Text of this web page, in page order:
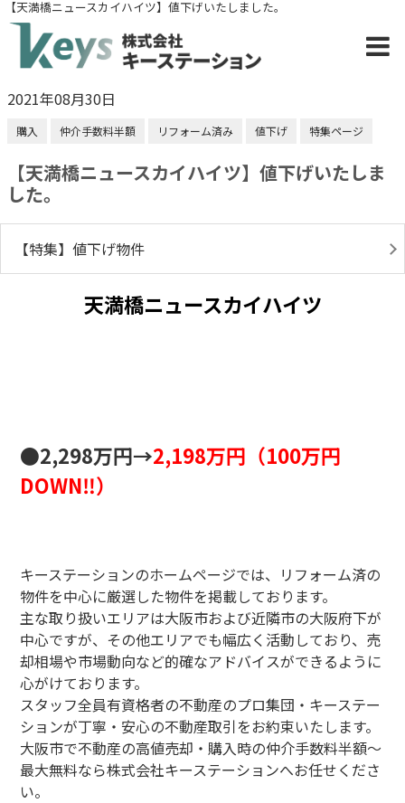
【天満橋ニュースカイハイツ】値下げいたしました。
2021年08月30日
購入 仲介手数料半額 リフォーム済み 値下げ 特集ページ
【天満橋ニュースカイハイツ】値下げいたしま
した。
【特集】値下げ物件
天満橋ニュースカイハイツ
●2,298万円→2,198万円（100万円
DOWN‼）
キーステーションのホームページでは、リフォーム済の
物件を中心に厳選した物件を掲載しております。
主な取り扱いエリアは大阪市および近隣市の大阪府下が
中心ですが、その他エリアでも幅広く活動しており、売
却相場や市場動向など的確なアドバイスができるように
心がけております。
スタッフ全員有資格者の不動産のプロ集団・キーステー
ションが丁寧・安心の不動産取引をお約束いたします。
大阪市で不動産の高値売却・購入時の仲介手数料半額～
最大無料なら株式会社キーステーションへお任せくださ
い。